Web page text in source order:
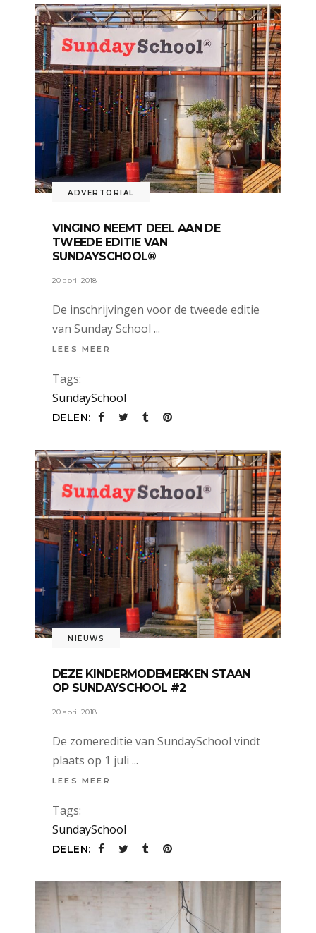
ADVERTORIAL
VINGINO NEEMT DEEL AAN DE
TWEEDE EDITIE VAN
SUNDAYSCHOOL®
20 april 2018
De inschrijvingen voor de tweede editie
van Sunday School
LEES MEER
Tags:
SundaySchool
DELEN:
NIEUWS
DEZE KINDERMODEMERKEN STAAN
OP SUNDAYSCHOOL #2
20 april 2018
De zomereditie van SundaySchool vindt
plaats op 1 juli
LEES MEER
Tags:
SundaySchool
DELEN: